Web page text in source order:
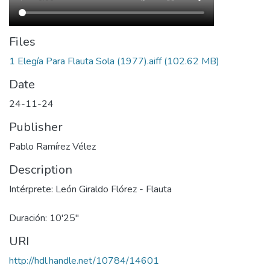
Files
1 Elegía Para Flauta Sola (1977).aiff(102.62 MB)
Date
24-11-24
Publisher
Pablo Ramírez Vélez
Description
Intérprete: León Giraldo Flórez - Flauta
Duración: 10'25''
URI
http://hdl.handle.net/10784/14601